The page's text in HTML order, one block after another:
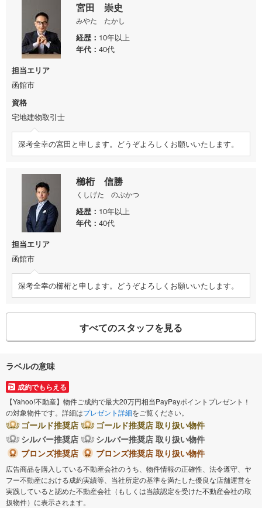
宮田 崇史
みやた たかし
経歴
10年以上
年代
40代
担当エリア
函館市
資格
宅地建物取引士
深考全幸の宮田と申します。どうぞよろしくお願いいたします。
櫛桁 信勝
くしげた のぶかつ
経歴
10年以上
年代
40代
担当エリア
函館市
深考全幸の櫛桁と申します。どうぞよろしくお願いいたします。
すべてのスタッフを見る
ラベルの意味
成約でもらえる
【Yahoo!不動産】物件ご成約で最大20万円相当PayPayポイントプレゼント！
の対象物件です。詳細はプレゼント詳細をご覧ください。
ゴールド推奨店
ゴールド推奨店 取り扱い物件
シルバー推奨店
シルバー推奨店 取り扱い物件
ブロンズ推奨店
ブロンズ推奨店 取り扱い物件
広告商品を購入している不動産会社のうち、物件情報の正確性、法令遵守、ヤ
フー不動産における成約実績等、当社所定の基準を満たした優良な店舗運営を
実践していると認めた不動産会社（もしくは当該認定を受けた不動産会社の取
扱物件）に表示されます。